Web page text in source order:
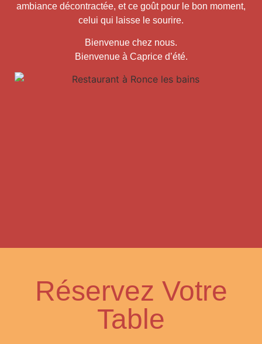
ambiance décontractée, et ce goût pour le bon moment,
celui qui laisse le sourire.
Bienvenue chez nous.
Bienvenue à Caprice d’été.
Réservez Votre
Table